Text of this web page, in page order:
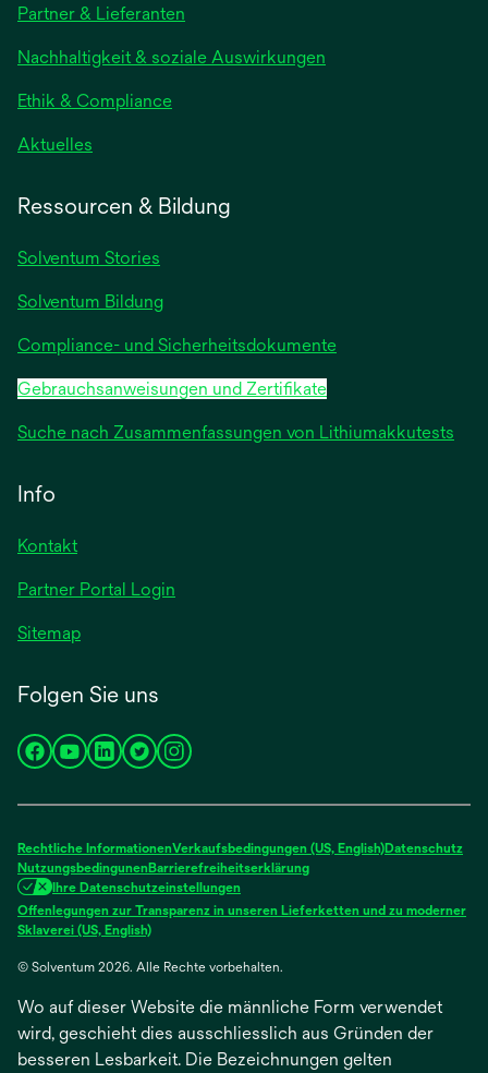
einer
neuen
Registerkarte
geöffnet
Partner & Lieferanten
Nachhaltigkeit & soziale Auswirkungen
Ethik & Compliance
Aktuelles
Registerkarte
Ressourcen & Bildung
Solventum Stories
Solventum Bildung
Compliance- und Sicherheitsdokumente
Gebrauchsanweisungen und Zertifikate
Suche nach Zusammenfassungen von Lithiumakkutests
Info
Kontakt
Partner Portal Login
Sitemap
Folgen Sie uns
wird
neuen
Registerkarte
geöffnet
wird
neuen
Registerkarte
geöffnet
wird
neuen
Registerkarte
geöffnet
wird
neuen
Registerkarte
geöffnet
wird
neuen
Registerkarte
geöffnet
Rechtliche InformationenVerkaufsbedingungen (US, English)Datenschutz
NutzungsbedingunenBarrierefreiheitserklärung
Ihre Datenschutzeinstellungen
Offenlegungen zur Transparenz in unseren Lieferketten und zu moderner
Sklaverei (US, English)wird
einer
Registerkarte
geöffnet
© Solventum 2026. Alle Rechte vorbehalten.
Wo auf dieser Website die männliche Form verwendet
wird, geschieht dies ausschliesslich aus Gründen der
besseren Lesbarkeit. Die Bezeichnungen gelten